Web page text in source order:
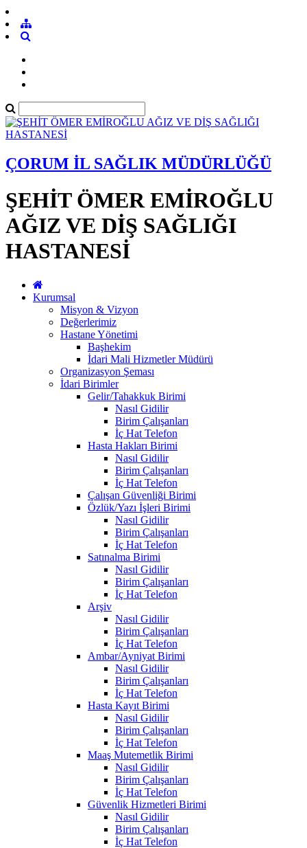
ÇORUM İL SAĞLIK MÜDÜRLÜĞÜ
ŞEHİT ÖMER EMİROĞLU
AĞIZ VE DİŞ SAĞLIĞI
HASTANESİ
Kurumsal
Misyon & Vizyon
Değerlerimiz
Hastane Yönetimi
Başhekim
İdari Mali Hizmetler Müdürü
Organizasyon Şeması
İdari Birimler
Gelir/Tahakkuk Birimi
Nasıl Gidilir
Birim Çalışanları
İç Hat Telefon
Hasta Hakları Birimi
Nasıl Gidilir
Birim Çalışanları
İç Hat Telefon
Çalışan Güvenliği Birimi
Özlük/Yazı İşleri Birimi
Nasıl Gidilir
Birim Çalışanları
İç Hat Telefon
Satınalma Birimi
Nasıl Gidilir
Birim Çalışanları
İç Hat Telefon
Arşiv
Nasıl Gidilir
Birim Çalışanları
İç Hat Telefon
Ambar/Ayniyat Birimi
Nasıl Gidilir
Birim Çalışanları
İç Hat Telefon
Hasta Kayıt Birimi
Nasıl Gidilir
Birim Çalışanları
İç Hat Telefon
Maaş Mutemetlik Birimi
Nasıl Gidilir
Birim Çalışanları
İç Hat Telefon
Güvenlik Hizmetleri Birimi
Nasıl Gidilir
Birim Çalışanları
İç Hat Telefon